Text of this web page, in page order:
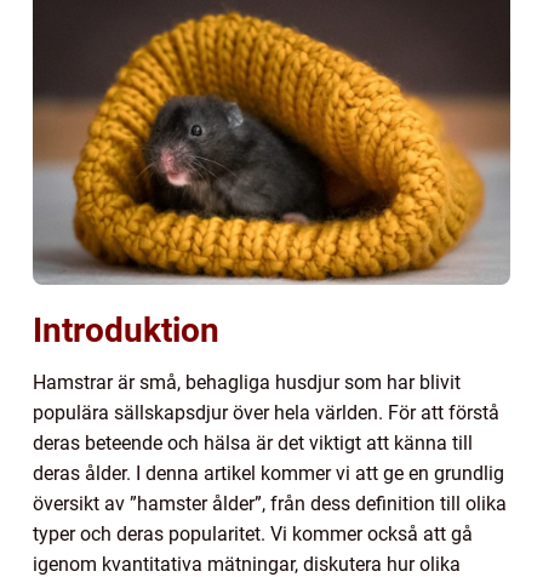
Introduktion
Hamstrar är små, behagliga husdjur som har blivit
populära sällskapsdjur över hela världen. För att förstå
deras beteende och hälsa är det viktigt att känna till
deras ålder. I denna artikel kommer vi att ge en grundlig
översikt av ”hamster ålder”, från dess definition till olika
typer och deras popularitet. Vi kommer också att gå
igenom kvantitativa mätningar, diskutera hur olika